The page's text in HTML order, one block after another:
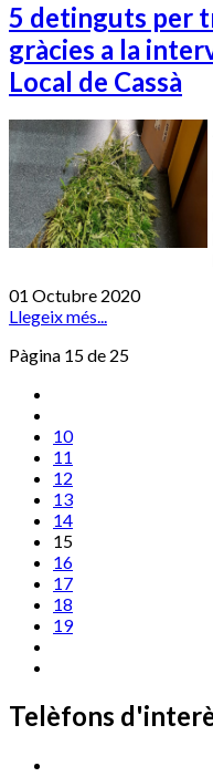
5 detinguts per
gràcies a la
Local de Cassà
01 Octubre 2020
Llegeix més...
Pàgina 15 de 25
10
11
12
13
14
15
16
17
18
19
Telèfons